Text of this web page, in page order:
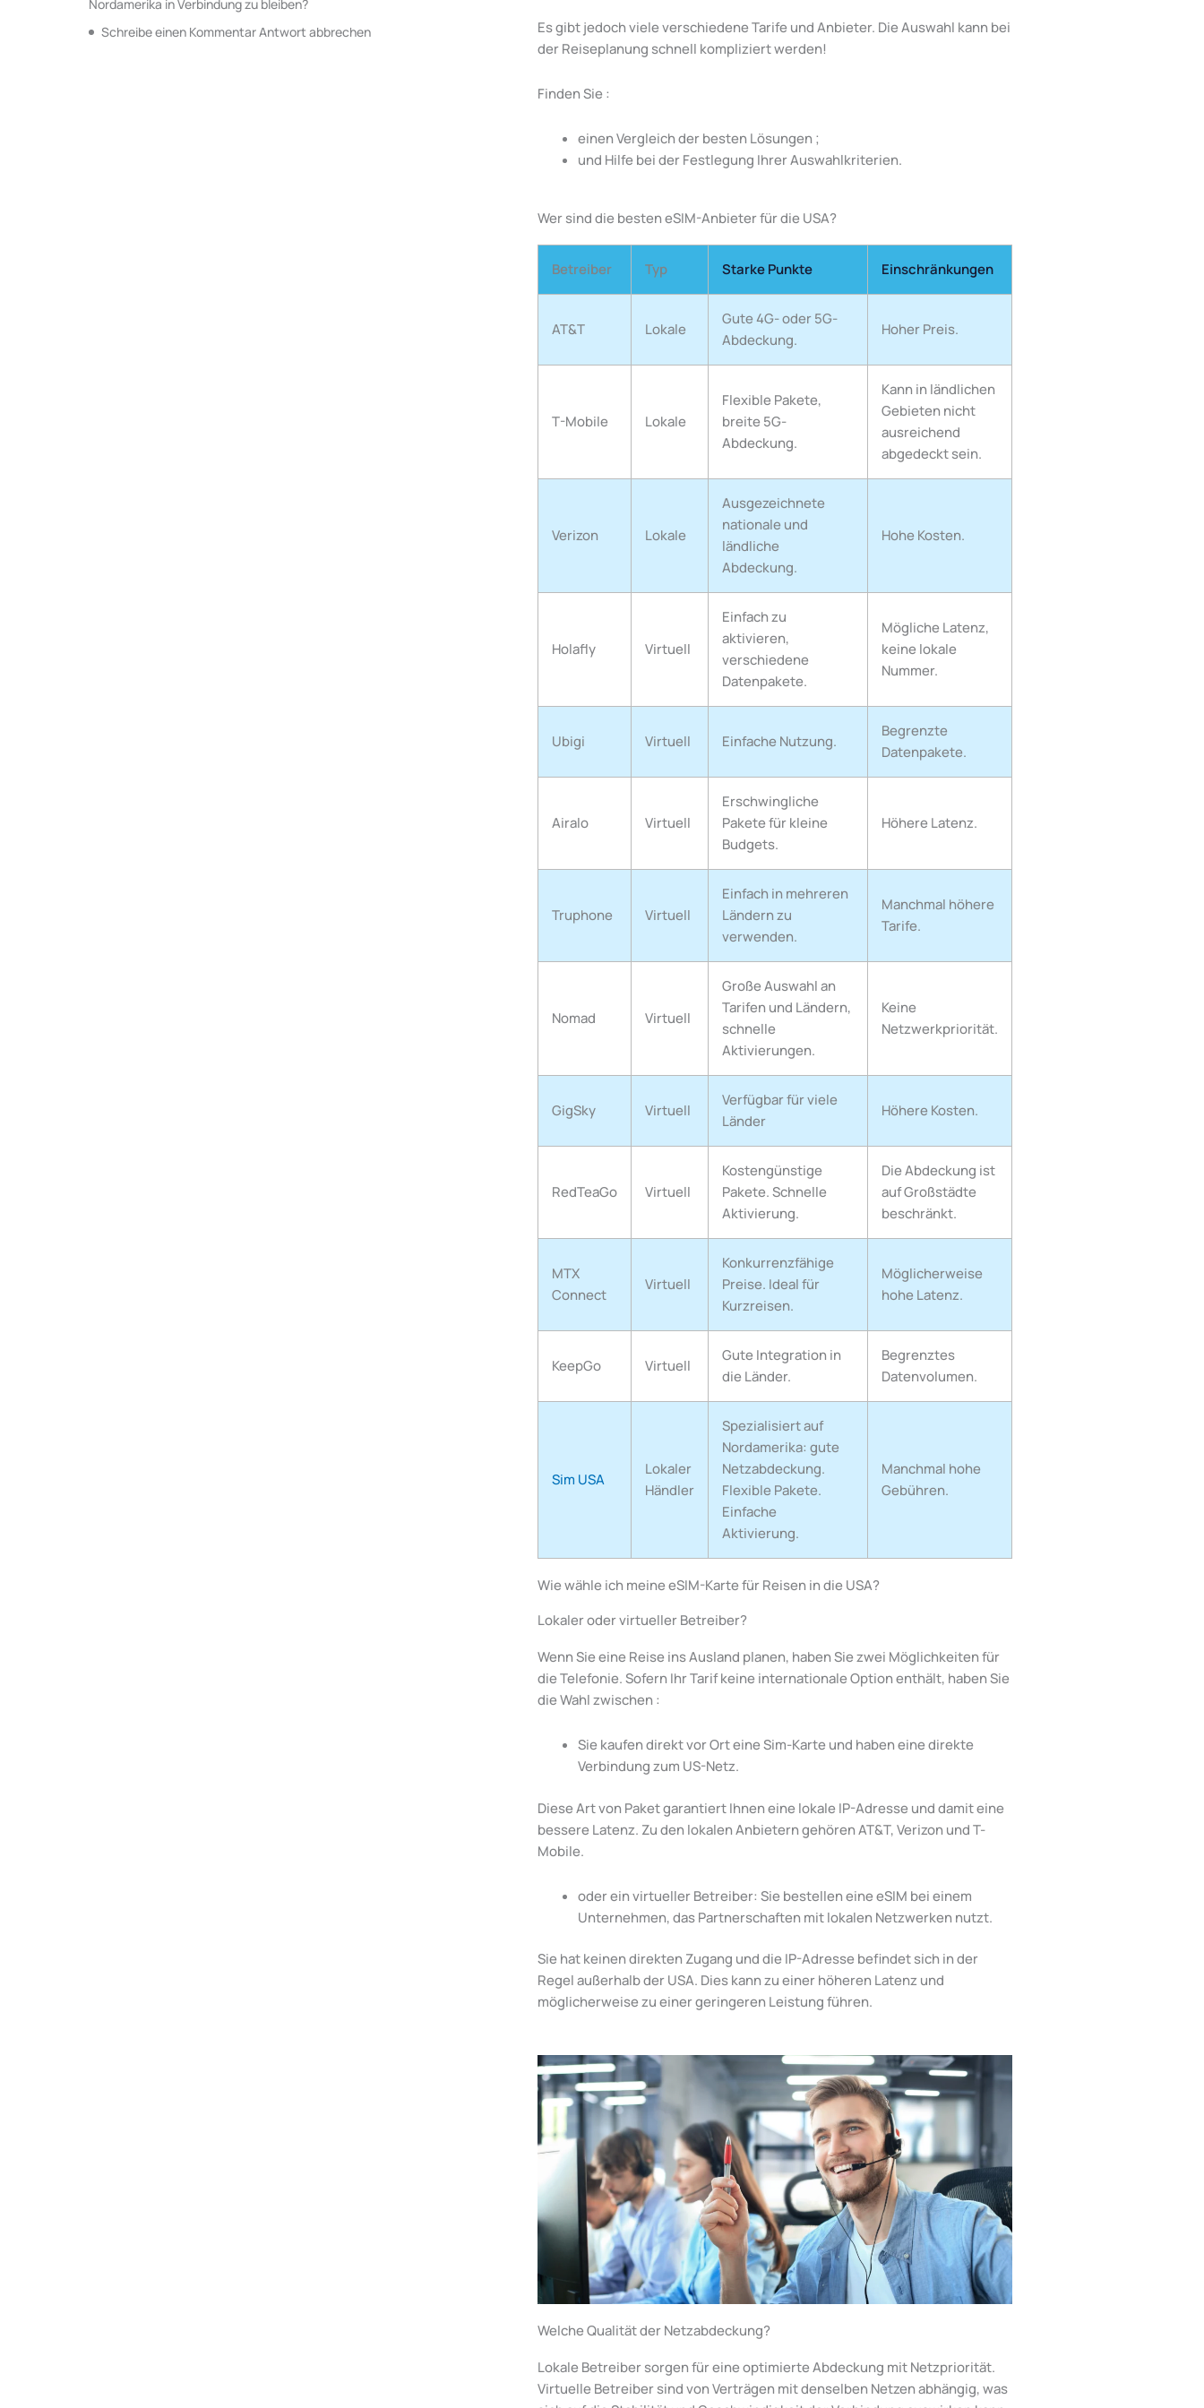
Nordamerika in Verbindung zu bleiben?
Schreibe einen Kommentar Antwort abbrechen
Es gibt jedoch viele verschiedene Tarife und Anbieter. Die Auswahl kann bei
der Reiseplanung schnell kompliziert werden!
Finden Sie :
einen Vergleich der besten Lösungen ;
und Hilfe bei der Festlegung Ihrer Auswahlkriterien.
Wer sind die besten eSIM-Anbieter für die USA?
Betreiber Typ Starke Punkte Einschränkungen
AT&T Lokale
Gute 4G- oder 5G-
Abdeckung.
Hoher Preis.
T-Mobile Lokale
Flexible Pakete,
breite 5G-
Abdeckung.
Kann in ländlichen
Gebieten nicht
ausreichend
abgedeckt sein.
Verizon Lokale
Ausgezeichnete
nationale und
ländliche
Abdeckung.
Hohe Kosten.
Holafly Virtuell
Einfach zu
aktivieren,
verschiedene
Datenpakete.
Mögliche Latenz,
keine lokale
Nummer.
Ubigi Virtuell Einfache Nutzung.
Begrenzte
Datenpakete.
Airalo Virtuell
Erschwingliche
Pakete für kleine
Budgets.
Höhere Latenz.
Truphone Virtuell
Einfach in mehreren
Ländern zu
verwenden.
Manchmal höhere
Tarife.
Nomad Virtuell
Große Auswahl an
Tarifen und Ländern,
schnelle
Aktivierungen.
Keine
Netzwerkpriorität.
GigSky Virtuell
Verfügbar für viele
Länder
Höhere Kosten.
RedTeaGo Virtuell
Kostengünstige
Pakete. Schnelle
Aktivierung.
Die Abdeckung ist
auf Großstädte
beschränkt.
MTX
Connect
Virtuell
Konkurrenzfähige
Preise. Ideal für
Kurzreisen.
Möglicherweise
hohe Latenz.
KeepGo Virtuell
Gute Integration in
die Länder.
Begrenztes
Datenvolumen.
Sim USA
Lokaler
Händler
Spezialisiert auf
Nordamerika: gute
Netzabdeckung.
Flexible Pakete.
Einfache
Aktivierung.
Manchmal hohe
Gebühren.
Wie wähle ich meine eSIM-Karte für Reisen in die USA?
Lokaler oder virtueller Betreiber?
Wenn Sie eine Reise ins Ausland planen, haben Sie zwei Möglichkeiten für
die Telefonie. Sofern Ihr Tarif keine internationale Option enthält, haben Sie
die Wahl zwischen :
Sie kaufen direkt vor Ort eine Sim-Karte und haben eine direkte
Verbindung zum US-Netz.
Diese Art von Paket garantiert Ihnen eine lokale IP-Adresse und damit eine
bessere Latenz. Zu den lokalen Anbietern gehören AT&T, Verizon und T-
Mobile.
oder ein virtueller Betreiber: Sie bestellen eine eSIM bei einem
Unternehmen, das Partnerschaften mit lokalen Netzwerken nutzt.
Sie hat keinen direkten Zugang und die IP-Adresse befindet sich in der
Regel außerhalb der USA. Dies kann zu einer höheren Latenz und
möglicherweise zu einer geringeren Leistung führen.
Welche Qualität der Netzabdeckung?
Lokale Betreiber sorgen für eine optimierte Abdeckung mit Netzpriorität.
Virtuelle Betreiber sind von Verträgen mit denselben Netzen abhängig, was